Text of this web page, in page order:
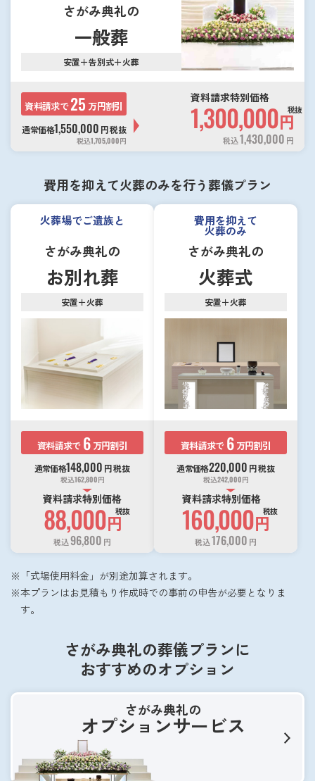
さがみ典礼の
一般葬
安置＋告別式＋火葬
資料請求で 25 万円割引
通常価格1,550,000 円税抜
税込1,705,000円
資料請求特別価格
1,300,000円
税抜
税込1,430,000 円
費用を抑えて火葬のみを行う葬儀プラン
火葬場でご遺族と
さがみ典礼の
お別れ葬
安置＋火葬
資料請求で 6 万円割引
通常価格148,000 円税抜
税込162,800円
資料請求特別価格
88,000円
税抜
税込96,800 円
費用を抑えて
火葬のみ
さがみ典礼の
火葬式
安置＋火葬
資料請求で 6 万円割引
通常価格220,000 円税抜
税込242,000円
資料請求特別価格
160,000円
税抜
税込176,000 円
「式場使用料金」が別途加算されます。
本プランはお見積もり作成時での事前の申告が必要となりま
す。
さがみ典礼の葬儀プランに
おすすめのオプション
さがみ典礼の
オプションサービス